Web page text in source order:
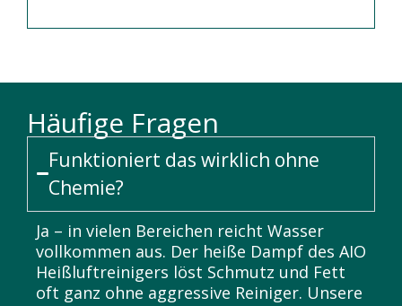
Häufige Fragen
Funktioniert das wirklich ohne
Chemie?
Ja – in vielen Bereichen reicht Wasser
vollkommen aus. Der heiße Dampf des AIO
Heißluftreinigers löst Schmutz und Fett
oft ganz ohne aggressive Reiniger. Unsere